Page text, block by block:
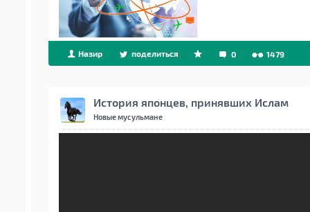
Назир поделиться 0 1479
История японцев, принявших Ислам
Новые мусульмане